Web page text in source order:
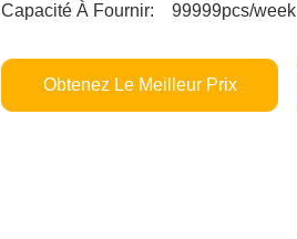
Capacité À Fournir: 99999pcs/week
Obtenez Le Meilleur Prix